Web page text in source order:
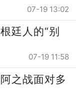
07-19 13:02
廷人的“别
07-19 11:58
之战面对多